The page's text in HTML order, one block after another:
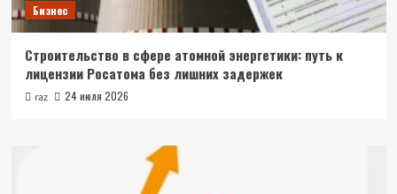
Бизнес
Строительство в сфере атомной энергетики: путь к
лицензии Росатома без лишних задержек
raz 24 июля 2026